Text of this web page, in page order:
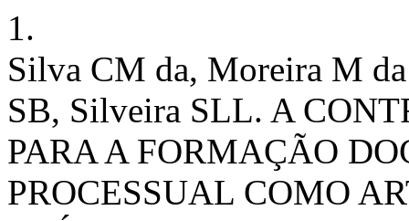
1.
Silva CM da, Moreira M
SB, Silveira SLL. A
PARA A FORMAÇÃO
PROCESSUAL COMO